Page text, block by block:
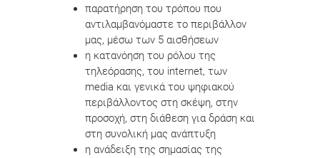
παρατήρηση του τρόπου που
αντιλαμβανόμαστε το περιβάλλον
μας, μέσω των 5 αισθήσεων
η κατανόηση του ρόλου της
τηλεόρασης, του internet, των
media και γενικά του ψηφιακού
περιβάλλοντος στη σκέψη, στην
προσοχή, στη διάθεση για δράση και
στη συνολική μας ανάπτυξη
η ανάδειξη της σημασίας της